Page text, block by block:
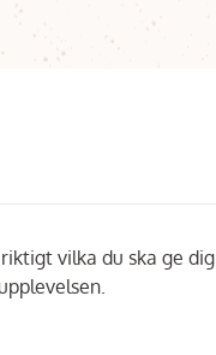
vilka du ska ge dig